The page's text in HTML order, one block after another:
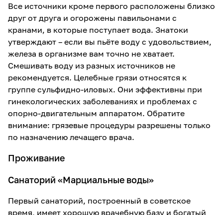
Все источники кроме первого расположены близко
друг от друга и огорожены павильонами с
кранами, в которые поступает вода. Знатоки
утверждают – если вы пьёте воду с удовольствием,
железа в организме вам точно не хватает.
Смешивать воду из разных источников не
рекомендуется. Целебные грязи относятся к
группе сульфидно-иловых. Они эффективны при
гинекологических заболеваниях и проблемах с
опорно-двигательным аппаратом. Обратите
внимание: грязевые процедуры разрешены только
по назначению лечащего врача.
Проживание
Санаторий «Марциальные воды»
Первый санаторий, построенный в советское
время, имеет хорошую врачебную базу и богатый